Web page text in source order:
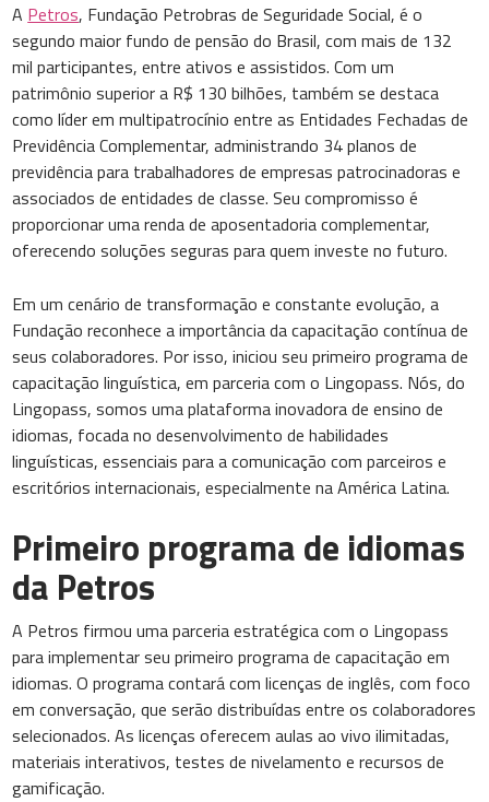
A Petros, Fundação Petrobras de Seguridade Social, é o
segundo maior fundo de pensão do Brasil, com mais de 132
mil participantes, entre ativos e assistidos. Com um
patrimônio superior a R$ 130 bilhões, também se destaca
como líder em multipatrocínio entre as Entidades Fechadas de
Previdência Complementar, administrando 34 planos de
previdência para trabalhadores de empresas patrocinadoras e
associados de entidades de classe. Seu compromisso é
proporcionar uma renda de aposentadoria complementar,
oferecendo soluções seguras para quem investe no futuro.
Em um cenário de transformação e constante evolução, a
Fundação reconhece a importância da capacitação contínua de
seus colaboradores. Por isso, iniciou seu primeiro programa de
capacitação linguística, em parceria com o Lingopass. Nós, do
Lingopass, somos uma plataforma inovadora de ensino de
idiomas, focada no desenvolvimento de habilidades
linguísticas, essenciais para a comunicação com parceiros e
escritórios internacionais, especialmente na América Latina.
Primeiro programa de idiomas
da Petros
A Petros firmou uma parceria estratégica com o Lingopass
para implementar seu primeiro programa de capacitação em
idiomas. O programa contará com licenças de inglês, com foco
em conversação, que serão distribuídas entre os colaboradores
selecionados. As licenças oferecem aulas ao vivo ilimitadas,
materiais interativos, testes de nivelamento e recursos de
gamificação.